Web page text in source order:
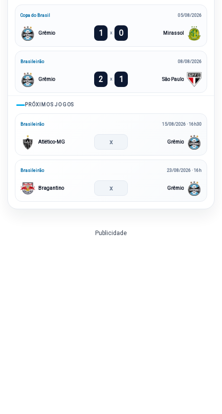
Copa do Brasil 05/08/2026
Grêmio 1 x 0 Mirassol
Brasileirão 08/08/2026
Grêmio 2 x 1 São Paulo
PRÓXIMOS JOGOS
Brasileirão 15/08/2026 · 16h30
Atlético-MG x Grêmio
Brasileirão 23/08/2026 · 16h
Bragantino x Grêmio
Publicidade